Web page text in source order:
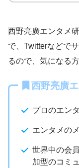
西野亮廣エンタメ
で、Twitterなどで
るので、気になる
西野亮廣
プロのエン
エンタメの
世界中の会
加型のコミ